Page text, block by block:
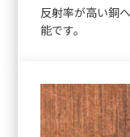
反射率が高い銅
能です。